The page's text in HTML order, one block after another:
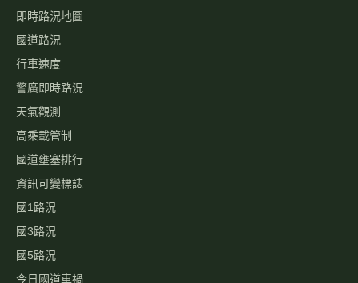
即時路況地圖
國道路況
行車速度
警廣即時路況
天氣觀測
高乘載管制
國道壅塞排行
資訊可變標誌
國1路況
國3路況
國5路況
今日國道車禍